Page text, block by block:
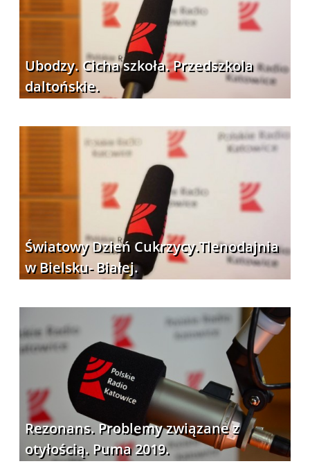
Ubodzy. Cicha szkoła. Przedszkola
daltońskie.
Światowy Dzień Cukrzycy.Tlenodajnia
w Bielsku- Białej.
Rezonans. Problemy związane z
otyłością. Puma 2019.